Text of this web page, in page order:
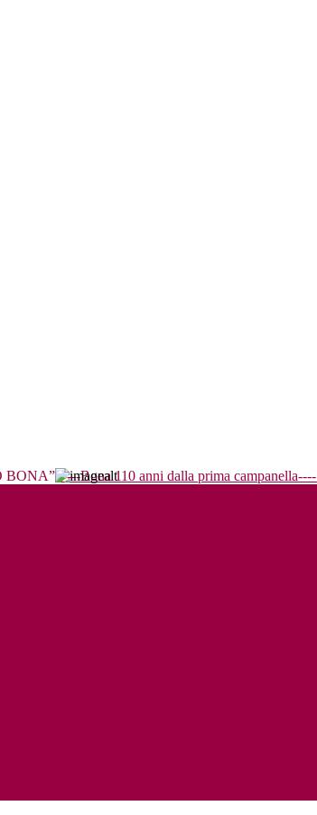
----Bona 110 anni dalla prima campanella----